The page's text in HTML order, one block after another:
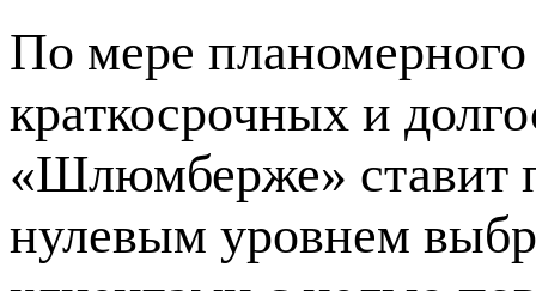
По мере
краткосрочных и
«Шлюмберже» ставит
нулевым уровнем